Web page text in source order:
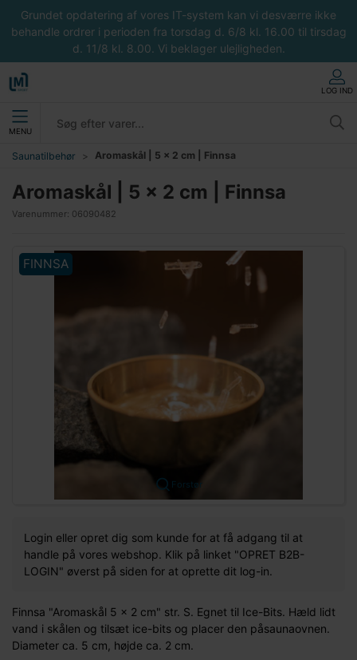
Grundet opdatering af vores IT-system kan vi desværre ikke
behandle ordrer i perioden fra torsdag d. 6/8 kl. 16.00 til tirsdag
d. 11/8 kl. 8.00. Vi beklager ulejligheden.
LOG IND
MENU
Saunatilbehør Aromaskål | 5 x 2 cm | Finnsa
Aromaskål | 5 x 2 cm | Finnsa
Varenummer: 06090482
FINNSA
Forstør
Login eller opret dig som kunde for at få adgang til at
handle på vores webshop. Klik på linket "OPRET B2B-
LOGIN" øverst på siden for at oprette dit log-in.
Finnsa "Aromaskål 5 x 2 cm" str. S. Egnet til Ice-Bits. Hæld lidt
vand i skålen og tilsæt ice-bits og placer den påsaunaovnen.
Diameter ca. 5 cm, højde ca. 2 cm.